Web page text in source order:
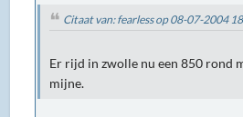
Citaat van: fearless op 08-07-2004
Er rijd in zwolle nu een 850 rond
mijne.